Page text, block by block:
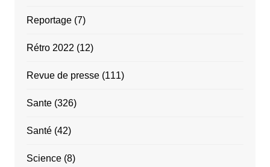
Reportage(7)
Rétro 2022 (12)
Revue de presse(111)
Sante(326)
Santé(42)
Science(8)